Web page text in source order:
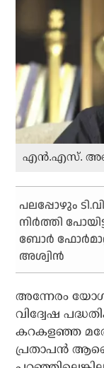
എന്‍.എസ്.
പലപ്പോഴും
നിര്‍ത്തി
ബോര്‍
അശ്വിന്‍
അന്നേരം
വിദ്വേഷ
കറകളഞ്ഞ
പ്രതാപന്‍